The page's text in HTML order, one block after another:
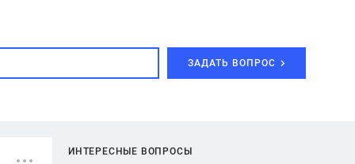
ЗАДАТЬ ВОПРОС
ИНТЕРЕСНЫЕ ВОПРОСЫ